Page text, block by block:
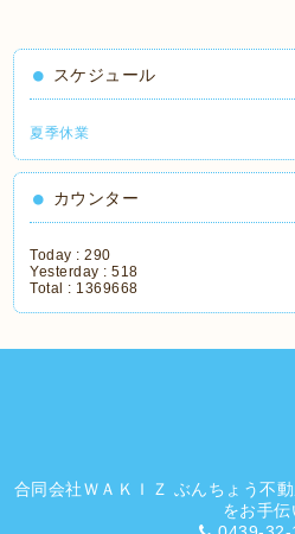
スケジュール
夏季休業
カウンター
Today :290
Yesterday :518
Total : 1369668
合同会社ＷＡＫＩＺ ぶんちょう不
をお手伝